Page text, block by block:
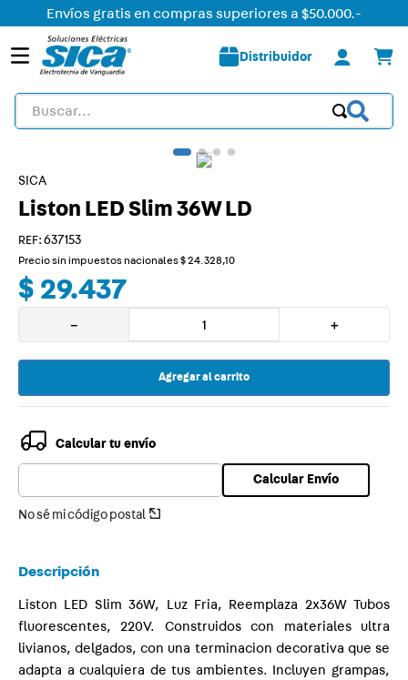
Envíos gratis en compras superiores a $50.000.-
Distribuidor
Buscar...
SICA
Liston LED Slim 36W LD
: 637153
Precio sin impuestos nacionales$24 328,10
$ 29.437
＋
－
Agregar al carrito
Calcular tu envío
No sé mi código postal
Calcular Envío
Descripción
Liston LED Slim 36W, Luz Fria, Reemplaza 2x36W Tubos
fluorescentes, 220V. Construidos con materiales ultra
livianos, delgados, con una terminacion decorativa que se
adapta a cualquiera de tus ambientes. Incluyen grampas,
TÉRMINOS MÁS BUSCADOS
1.
2 .
tomacorriente
3.
caja
liston led
5.
plafon
7.
smart
8.
silight
9.
10. proyector